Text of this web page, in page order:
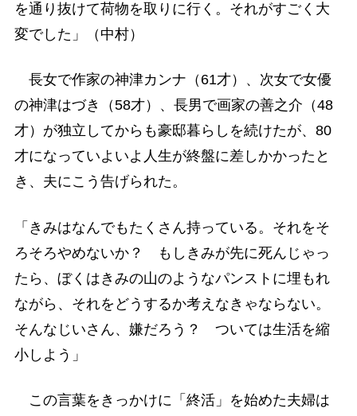
を通り抜けて荷物を取りに行く。それがすごく大
変でした」（中村）
長女で作家の神津カンナ（61才）、次女で女優
の神津はづき（58才）、長男で画家の善之介（48
才）が独立してからも豪邸暮らしを続けたが、80
才になっていよいよ人生が終盤に差しかかったと
き、夫にこう告げられた。
「きみはなんでもたくさん持っている。それをそ
ろそろやめないか？ もしきみが先に死んじゃっ
たら、ぼくはきみの山のようなパンストに埋もれ
ながら、それをどうするか考えなきゃならない。
そんなじいさん、嫌だろう？ ついては生活を縮
小しよう」
この言葉をきっかけに「終活」を始めた夫婦は